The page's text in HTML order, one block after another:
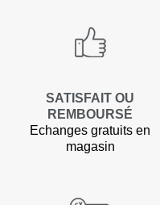
SATISFAIT OU
REMBOURSÉ
Echanges gratuits en
magasin